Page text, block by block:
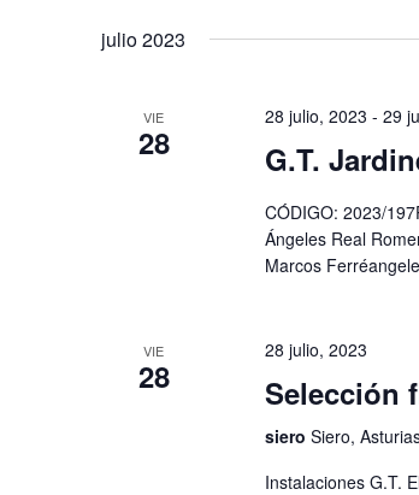
Eventos
la
julio 2023
VIE
28
28 julio, 2023 - 29
G.T.
CÓDIGO: 2023/
Ángeles Real
Marcos
VIE
28
28 julio, 2023
Selección
siero Siero,
Instalaciones G.T.